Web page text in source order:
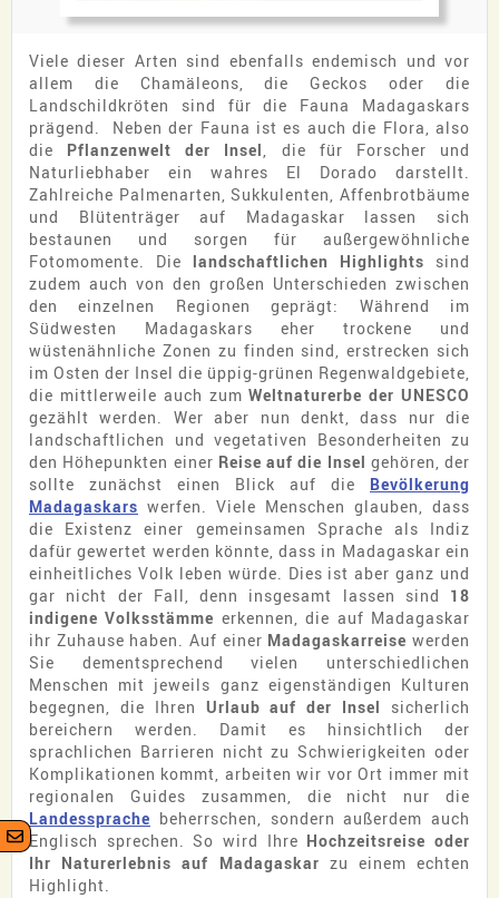
Viele dieser Arten sind ebenfalls endemisch und vor
allem die Chamäleons, die Geckos oder die
Landschildkröten sind für die Fauna Madagaskars
prägend. Neben der Fauna ist es auch die Flora, also
die Pflanzenwelt der Insel, die für Forscher und
Naturliebhaber ein wahres El Dorado darstellt.
Zahlreiche Palmenarten, Sukkulenten, Affenbrotbäume
und Blütenträger auf Madagaskar lassen sich
bestaunen und sorgen für außergewöhnliche
Fotomomente. Die landschaftlichen Highlights sind
zudem auch von den großen Unterschieden zwischen
den einzelnen Regionen geprägt: Während im
Südwesten Madagaskars eher trockene und
wüstenähnliche Zonen zu finden sind, erstrecken sich
im Osten der Insel die üppig-grünen Regenwaldgebiete,
die mittlerweile auch zumWeltnaturerbe der UNESCO
gezählt werden. Wer aber nun denkt, dass nur die
landschaftlichen und vegetativen Besonderheiten zu
den Höhepunkten einer Reise auf die Insel gehören, der
sollte zunächst einen Blick auf die Bevölkerung
Madagaskars werfen. Viele Menschen glauben, dass
die Existenz einer gemeinsamen Sprache als Indiz
dafür gewertet werden könnte, dass in Madagaskar ein
einheitliches Volk leben würde. Dies ist aber ganz und
gar nicht der Fall, denn insgesamt lassen sind 18
indigene Volksstämme erkennen, die auf Madagaskar
ihr Zuhause haben. Auf einer Madagaskarreise werden
Sie dementsprechend vielen unterschiedlichen
Menschen mit jeweils ganz eigenständigen Kulturen
begegnen, die Ihren Urlaub auf der Insel
sicherlich
bereichern werden. Damit es hinsichtlich der
sprachlichen Barrieren nicht zu Schwierigkeiten oder
Komplikationen kommt, arbeiten wir vor Ort immer mit
regionalen Guides zusammen, die nicht nur die
Landessprache beherrschen, sondern außerdem auch
Englisch sprechen. So wird Ihre Hochzeitsreise oder
Ihr Naturerlebnis auf Madagaskar zu einem echten
Highlight.